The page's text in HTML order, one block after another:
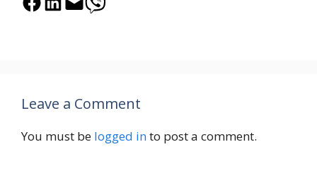
Leave a Comment
You must be logged into post a comment.